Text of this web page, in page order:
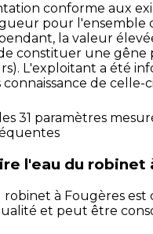
conforme aux
pour l'ensemble
la valeur
constituer une gêne
L'exploitant a été
de celle-
31 paramètres
l'eau du robinet
robinet à Fougères est
et peut être